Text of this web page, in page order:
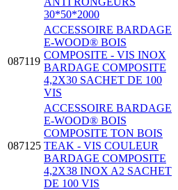
30*50*2000
087119
ACCESSOIRE BARDAGE
E-WOOD® BOIS
COMPOSITE - VIS INOX
BARDAGE COMPOSITE
4,2X30 SACHET DE 100
VIS
087125
ACCESSOIRE BARDAGE
E-WOOD® BOIS
COMPOSITE TON BOIS
TEAK - VIS COULEUR
BARDAGE COMPOSITE
4,2X38 INOX A2 SACHET
DE 100 VIS